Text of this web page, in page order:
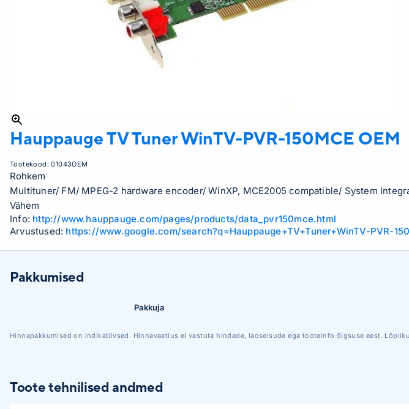
Hauppauge TV TunerWinTV-PVR-150MCE OEM
Tootekood:01043OEM
Rohkem
Multituner/ FM/ MPEG-2 hardware encoder/ WinXP, MCE2005 compatible/ System
Vähem
Info: http://www.hauppauge.com/pages/products/data_pvr150mce.html
Arvustused: https://www.google.com/search?q=Hauppauge+TV+Tuner+WinTV-PVR-
Pakkumised
Pakkuja
Hinnapakkumised on indikatiivsed. Hinnavaatlus ei vastuta hindade, laoseisude ega tooteinfo õigsuse eest.
Toote tehnilised andmed